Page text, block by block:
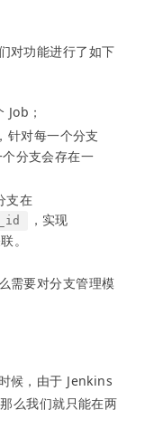
对功能进行了如下
；
针对每一个分支
分支会存在一
支在
，实现
。
需要对分支管理模
候，由于 Jenkins
么我们就只能在两